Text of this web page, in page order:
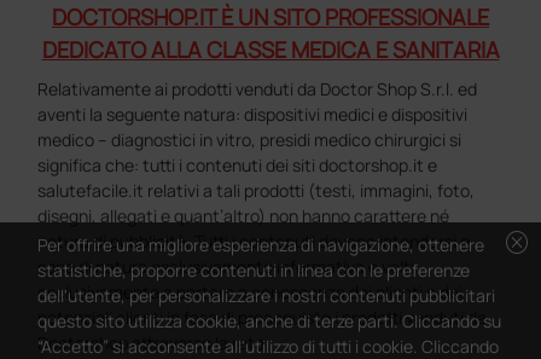
DOCTORSHOP.IT È UN SITO PROFESSIONALE
DEDICATO ALLA CLASSE MEDICA E SANITARIA
Relativamente ai prodotti venduti da Doctor Shop S.r.l. ed
aventi la seguente natura: dispositivi medici e dispositivi
medico – diagnostici in vitro, presidi medico chirurgici si
significa che: tutti i contenuti dei siti doctorshop.it e
salutefacile.it relativi a tali prodotti (testi, immagini, foto,
disegni, allegati e quant’altro) non hanno carattere né
natura di pubblicità. Tutti i contenuti devono intendersi e
sono di natura esclusivamente informativa e volti
esclusivamente a portare a conoscenza dei clienti e dei
potenziali clienti in fase di preacquisto i prodotti venduti da
Doctorshop attraverso la rete.
cancel
Per offrire una migliore esperienza di navigazione, ottenere
statistiche, proporre contenuti in linea con le preferenze
dell'utente, per personalizzare i nostri contenuti pubblicitari
questo sito utilizza cookie, anche di terze parti. Cliccando su
“Accetto” si acconsente all'utilizzo di tutti i cookie. Cliccando